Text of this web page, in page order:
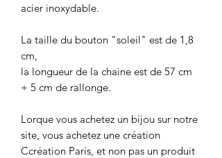
acier inoxydable.
La taille du bouton "soleil" est de 1,8
cm,
la longueur de la chaine est de 57 cm
+ 5 cm de rallonge.
Lorque vous achetez un bijou sur notre
site, vous achetez une création
Ccréation Paris, et non pas un produit